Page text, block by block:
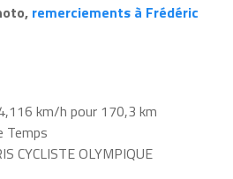
remerciements à Frédéric
km/h pour 170,3 km
Temps
CYCLISTE OLYMPIQUE